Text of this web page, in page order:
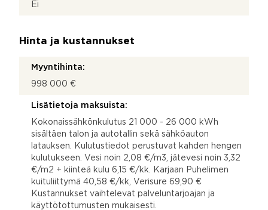
Ei
Hinta ja kustannukset
Myyntihinta:
998 000 €
Lisätietoja maksuista:
Kokonaissähkönkulutus 21 000 - 26 000 kWh
sisältäen talon ja autotallin sekä sähköauton
latauksen. Kulutustiedot perustuvat kahden hengen
kulutukseen. Vesi noin 2,08 €/m3, jätevesi noin 3,32
€/m2 + kiinteä kulu 6,15 €/kk. Karjaan Puhelimen
kuituliittymä 40,58 €/kk, Verisure 69,90 €
Kustannukset vaihtelevat palveluntarjoajan ja
käyttötottumusten mukaisesti.